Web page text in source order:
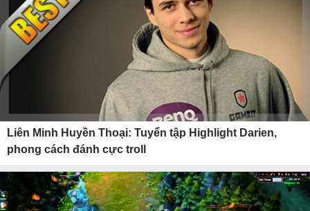
Liên Minh Huyền Thoại: Tuyển tập Highlight Darien,
phong cách đánh cực troll